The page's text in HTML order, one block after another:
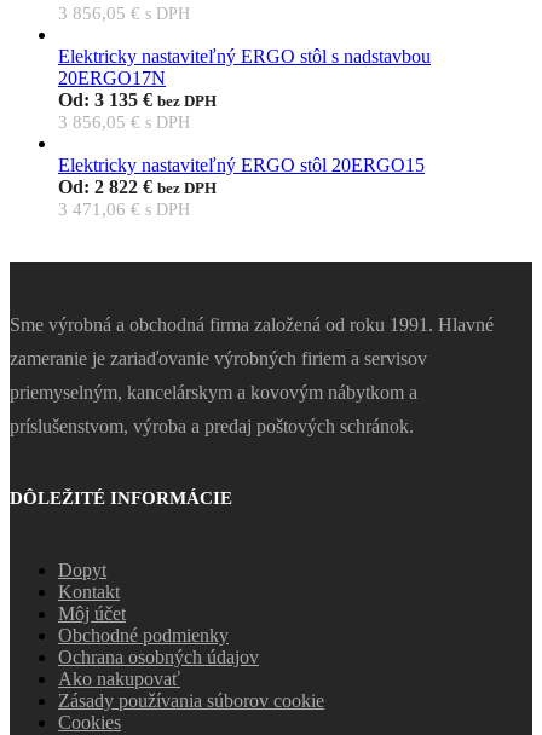
3 856,05 € s DPH
Elektricky nastaviteľný ERGO stôl s nadstavbou
20ERGO17N
Od: 3 135 € bez DPH
3 856,05 € s DPH
Elektricky nastaviteľný ERGO stôl 20ERGO15
Od: 2 822 € bez DPH
3 471,06 € s DPH
Sme výrobná a obchodná firma založená od roku 1991. Hlavné
zameranie je zariaďovanie výrobných firiem a servisov
priemyselným, kancelárskym a kovovým nábytkom a
príslušenstvom, výroba a predaj poštových schránok.
DÔLEŽITÉ INFORMÁCIE
Dopyt
Kontakt
Môj účet
Obchodné podmienky
Ochrana osobných údajov
Ako nakupovať
Zásady používania súborov cookie
Cookies